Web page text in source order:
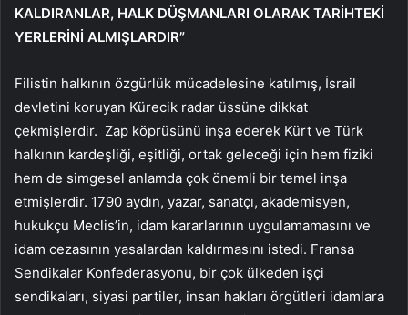
KALDIRANLAR, HALK DÜŞMANLARI OLARAK TARİHTEKİ
YERLERİNİ ALMIŞLARDIR”
Filistin halkının özgürlük mücadelesine katılmış, İsrail
devletini koruyan Kürecik radar üssüne dikkat
çekmişlerdir. Zap köprüsünü inşa ederek Kürt ve Türk
halkının kardeşliği, eşitliği, ortak geleceği için hem fiziki
hem de simgesel anlamda çok önemli bir temel inşa
etmişlerdir. 1790 aydın, yazar, sanatçı, akademisyen,
hukukçu Meclis’in, idam kararlarının uygulamamasını ve
idam cezasının yasalardan kaldırmasını istedi. Fransa
Sendikalar Konfederasyonu, bir çok ülkeden işçi
sendikaları, siyasi partiler, insan hakları örgütleri idamlara